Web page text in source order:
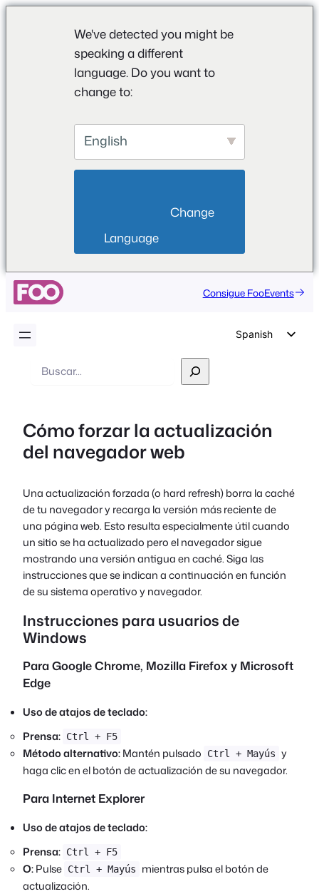
We've detected you might be
speaking a different
language. Do you want to
change to:
English
Language
Consigue FooEvents
Spanish
Italian
Polish
Czech
Greek
Buscar
Cómo forzar la actualización
del navegador web
Una actualización forzada (o hard refresh) borra la caché
de tu navegador y recarga la versión más reciente de
una página web. Esto resulta especialmente útil cuando
un sitio se ha actualizado pero el navegador sigue
mostrando una versión antigua en caché. Siga las
instrucciones que se indican a continuación en función
de su sistema operativo y navegador.
Instrucciones para usuarios de
Windows
Para Google Chrome, Mozilla Firefox y Microsoft
Edge
Uso de atajos de teclado:
Prensa: Ctrl + F5
Método alternativo:Mantén pulsado Ctrl + Mayús y
haga clic en el botón de actualización de su navegador.
Para Internet Explorer
Uso de atajos de teclado:
Prensa: Ctrl + F5
O:Pulse Ctrl + Mayús
mientras pulsa el botón de
actualización.